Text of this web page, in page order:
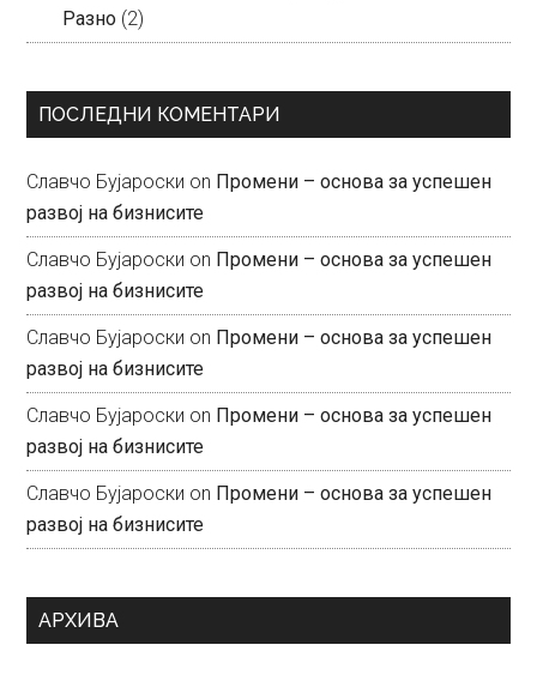
Разно (2)
ПОСЛЕДНИ КОМЕНТАРИ
Славчо Бујароски on Промени – основа за успешен
развој на бизнисите
Славчо Бујароски on Промени – основа за успешен
развој на бизнисите
Славчо Бујароски on Промени – основа за успешен
развој на бизнисите
Славчо Бујароски on Промени – основа за успешен
развој на бизнисите
Славчо Бујароски on Промени – основа за успешен
развој на бизнисите
АРХИВА